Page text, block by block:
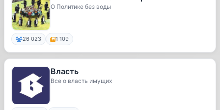
О Политике без воды
26 023 1 109
Власть
Все о власть имущих